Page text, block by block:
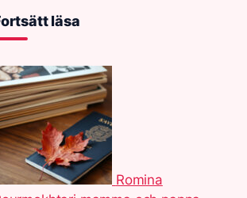
läsa
Romina